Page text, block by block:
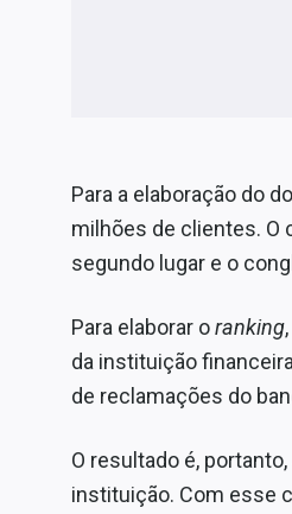
Para a elaboração do
milhões de clientes. O
segundo lugar e o
Para elaborar oranking
da instituição
de reclamações do
O resultado é,
instituição. Com esse